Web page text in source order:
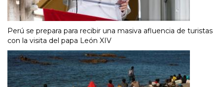
Perú se prepara para recibir una masiva afluencia de turistas
con la visita del papa León XIV